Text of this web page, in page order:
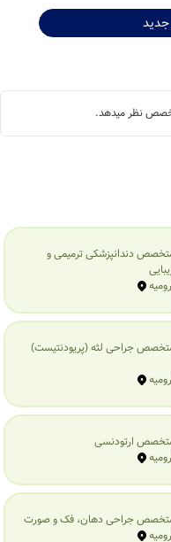
جدید
نظر میدهد.
دندانپزشکی ترمیمی و
جراحی لثه (پریودنتیست)
ارتودنسی
جراحی دهان، فک و صورت